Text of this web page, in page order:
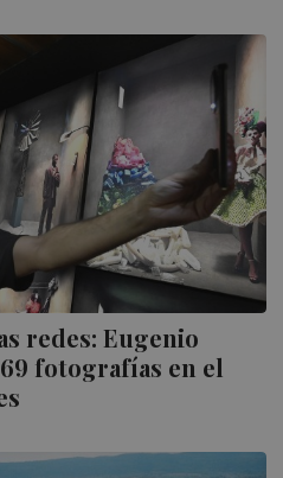
redes: Eugenio
fotografías en el